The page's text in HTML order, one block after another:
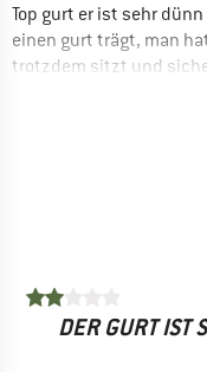
Top gurt er ist sehr
einen gurt trägt, man
trotzdem sitzt und
am besten geeignet
sicherungsgeräte
mit zich friends und
DER GURT IST